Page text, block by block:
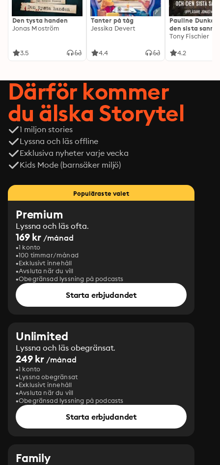
Den tysta handen
Jonas Moström
3.5
Tanter på tåg
Jessika Devert
4.4
Pauline Dunker
den sista
Tony Fischier
4.2
Därför kommer
du älska Storytel
1 miljon stories
Lyssna och läs offline
Exklusiva nyheter varje vecka
Kids Mode (barnsäker miljö)
Populäraste valet
Premium
Lyssna och läs ofta.
169 kr /månad
1 konto
100 timmar/månad
Exklusivt innehåll
Avsluta när du vill
Obegränsad lyssning på podcasts
Starta erbjudandet
Unlimited
Lyssna och läs obegränsat.
249 kr /månad
1 konto
Lyssna obegränsat
Exklusivt innehåll
Avsluta när du vill
Obegränsad lyssning på podcasts
Starta erbjudandet
Family